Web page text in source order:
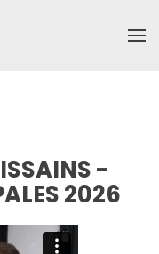
-
2026